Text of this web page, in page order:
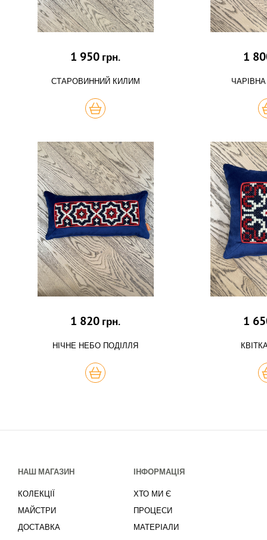
1 950 грн.
СТАРОВИННИЙ КИЛИМ
КУПИТЬ
1
1 820 грн.
НІЧНЕ НЕБО ПОДІЛЛЯ
КУПИТЬ
1
НАШ МАГАЗИН
КОЛЕКЦІЇ
МАЙСТРИ
ДОСТАВКА
ІНФОРМАЦІЯ
ХТО МИ Є
ПРОЦЕСИ
МАТЕРІАЛИ